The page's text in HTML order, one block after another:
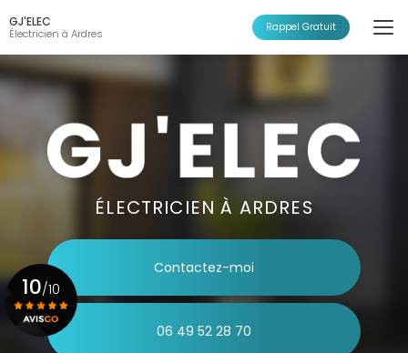
au
contenu
principal
GJ'ELEC
Électricien à Ardres Rappel Gratuit
ÉLECTRICIEN À ARDRES
Contactez-moi
06 49 52 28 70
10/10
Voir le certificat